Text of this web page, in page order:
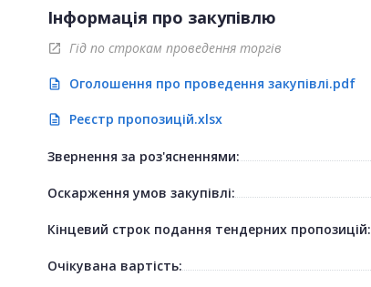
Інформація про закупівлю
open_in_new Гід по строкам проведення торгів
description Оголошення про проведення закупівлі.pdf
description Реєстр пропозицій.xlsx
Звернення за роз'ясненнями:
Оскарження умов закупівлі:
Кінцевий строк подання тендерних пропозицій:
Очікувана вартість: